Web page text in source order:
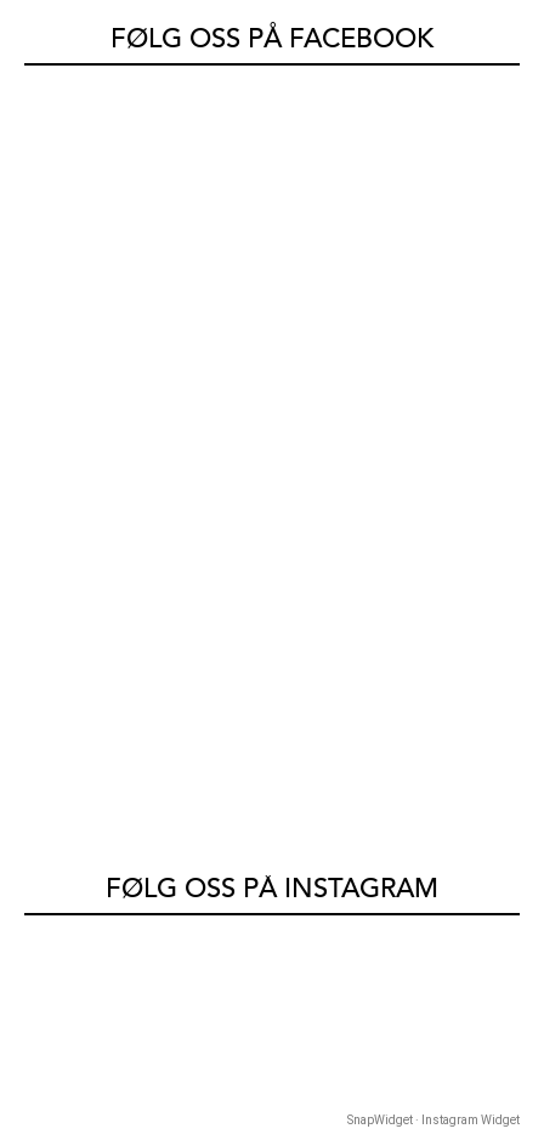
FØLG OSS PÅ FACEBOOK
FØLG OSS PÅ INSTAGRAM
SnapWidget · Instagram Widget